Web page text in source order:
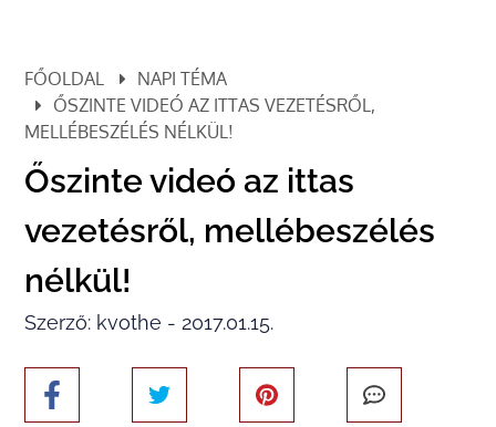
FŐOLDAL
NAPI TÉMA
ŐSZINTE VIDEÓ AZ ITTAS VEZETÉSRŐL,
MELLÉBESZÉLÉS NÉLKÜL!
Őszinte videó az ittas
vezetésről, mellébeszélés
nélkül!
Szerző: kvothe - 2017.01.15.